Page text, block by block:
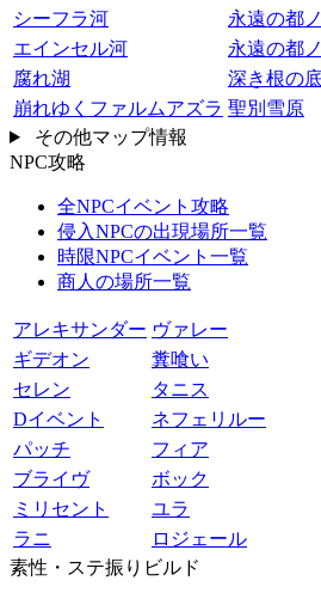
シーフラ河
永遠の都
エインセル河
永遠の都
腐れ湖
深き根の
崩れゆくファルムアズラ 聖別雪原
その他マップ情報
NPC攻略
全NPCイベント攻略
侵入NPCの出現場所一覧
時限NPCイベント一覧
商人の場所一覧
アレキサンダー ヴァレー
ギデオン
糞喰い
セレン
タニス
Dイベント
ネフェリルー
パッチ
フィア
ブライヴ
ボック
ミリセント
ユラ
ラニ
ロジェール
素性・ステ振りビルド